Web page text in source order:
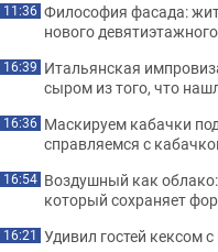
11:36 Философия фасада:
нового
16:39 Итальянская
сыром из того, что
16:36 Маскируем кабачки
справляемся с
16:54 Воздушный как
который сохраняет
16:21 Удивил гостей кексом